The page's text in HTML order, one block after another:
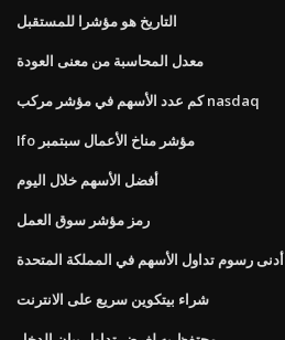
التاريخ هو مؤشرا للمستقبل
معدل المحاسبة من معنى العودة
كم عدد الأسهم في مؤشر مركب nasdaq
Ifo مؤشر مناخ الأعمال سبتمبر
أفضل الأسهم خلال اليوم
رمز مؤشر سوق العمل
أدنى رسوم تداول الأسهم في المملكة المتحدة
شراء بيتكوين سريع على الانترنت